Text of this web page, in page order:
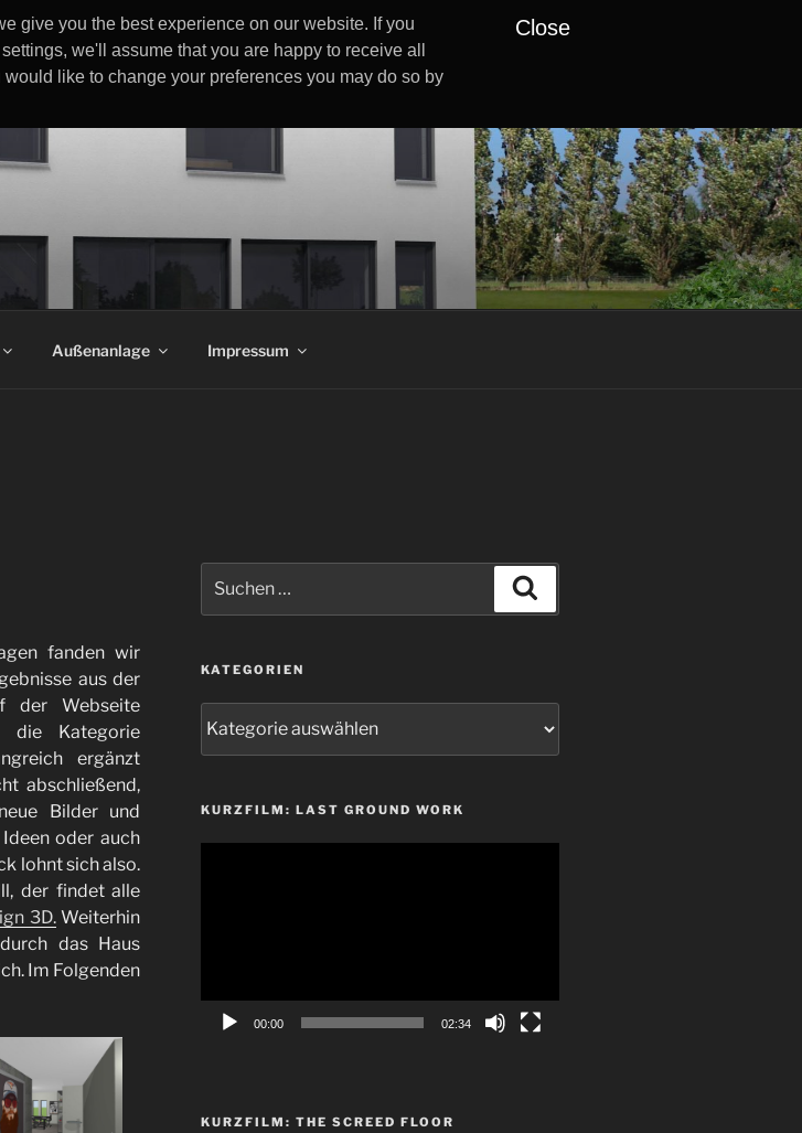
give you the best experience on our website. If you
we'll assume that you are happy to receive all
like to change your preferences you may do so by
Close
Außenanlage Impressum
fanden wir
aus der
der Webseite
die Kategorie
ergänzt
abschließend,
Bilder und
oder auch
lohnt sich also.
der findet alle
3D.Weiterhin
das Haus
Im Folgenden
nach:
KATEGORIEN
KURZFILM: LAST GROUND WORK
00:00 02:34
KURZFILM: THE SCREED FLOOR